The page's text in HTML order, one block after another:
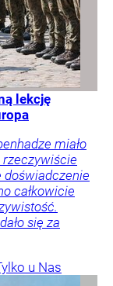
lekcję
miało
rzeczywiście
doświadczenie
całkowicie
się za
u Nas